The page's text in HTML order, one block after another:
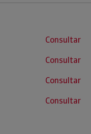
Consultar
Consultar
Consultar
Consultar